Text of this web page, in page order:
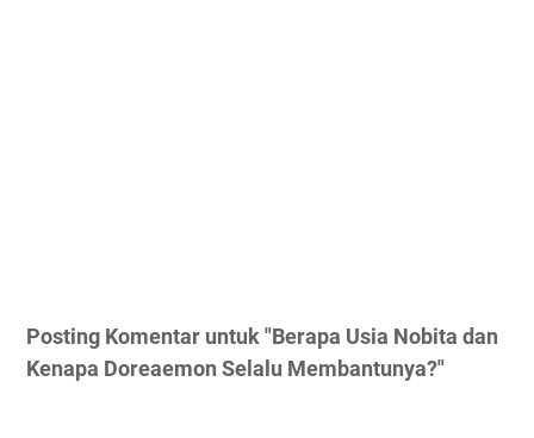
Posting Komentar untuk "Berapa Usia Nobita dan
Kenapa Doreaemon Selalu Membantunya?"